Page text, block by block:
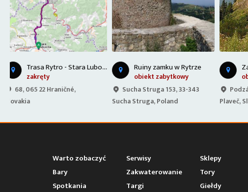
Ruiny zamku w Rytrze
obiekt zabytkowy
Sucha Struga 153, 33-343
Sucha Struga, Poland
Zamek Plaveč - Słowacja
obiekt zabytkowy
Podzámok 464, 065 44
Plaveč, Slovakia
Poland
Warto zobaczyć Serwisy Sklepy
Bary
Zakwaterowanie Tory
Spotkania
Targi Giełdy